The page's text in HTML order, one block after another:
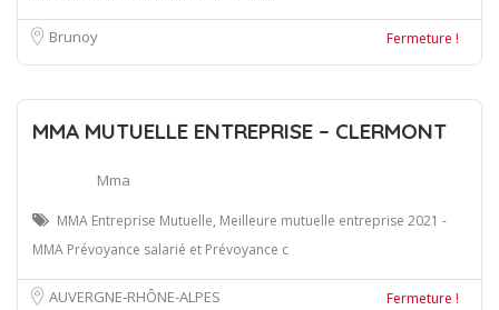
Brunoy Fermeture !
MMA MUTUELLE ENTREPRISE – CLERMONT
Mma
MMA Entreprise Mutuelle, Meilleure mutuelle entreprise 2021 -
MMA Prévoyance salarié et Prévoyance c
AUVERGNE-RHÔNE-ALPES Fermeture !